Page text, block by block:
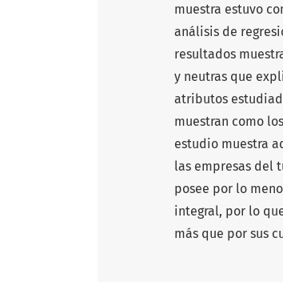
muestra estuvo
análisis de
resultados
y neutras que
atributos
muestran como
estudio muestra
las empresas del
posee por lo
integral, por lo
más que por sus